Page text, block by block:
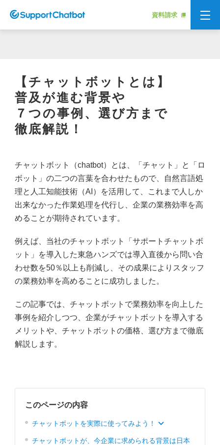
資料請求
【チャットボットとは】
普及が進む背景や
７つの事例、 選び方まで
徹底解説！
チャットボット（chatbot）とは、「チャット」と「ロ
ボット」の二つの言葉を合わせたもので、自然言語処
理と人工知能技術（AI）を活用して、これまで人しか
出来なかった作業処理を代行し、企業の業務効率を高
めることが期待されています。
例えば、当社のチャットボット「サポートチャットボ
ット」を導入した東急ハンズでは導入直後から問い合
わせ数を50％以上も削減し、その成果によりスタッフ
の業務効率を高めることに成功しました。
この記事では、チャットボットで業務効率を向上した
事例を紹介しつつ、企業がチャットボットを導入する
メリットや、チャットボットの価格、選び方まで徹底
解説します。
このページの内容
チャットボットを実際に使ってみよう！
チャットボットが、今企業に求められる背景は日本